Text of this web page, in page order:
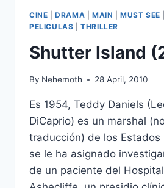
CINE |DRAMA MAIN |MUST SEE
PELICULAS |THRILLER
Shutter Island
By Nehemoth 28 April, 2010
Es 1954, Teddy Daniels
DiCaprio) es un marshal
traducción) de los Estados
se le ha asignado
de un paciente del